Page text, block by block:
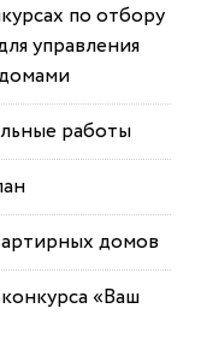
по отбору
управления
работы
домов
«Ваш